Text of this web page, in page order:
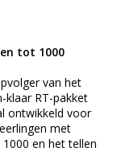
tot 1000
van het
klaar RT-pakket
ontwikkeld voor
met
en het tellen